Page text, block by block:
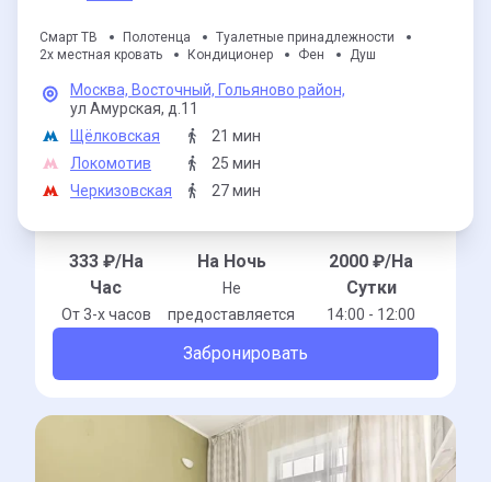
Смарт ТВ Полотенца
Туалетные принадлежности
2х местная кровать
Кондиционер Фен Душ
Москва, Восточный, Гольяново район,
ул Амурская, д.11
Щёлковская
21 мин
Локомотив
25 мин
Черкизовская
27 мин
333₽/На
Час
От 3-x часов
На Ночь
Не
предоставляется
2000 ₽/На
Сутки
14:00 - 12:00
Забронировать